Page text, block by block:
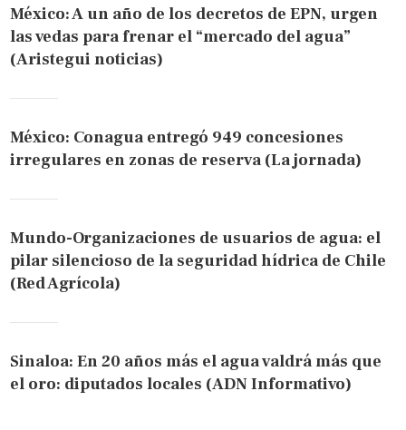
México: A un año de los decretos de EPN, urgen
las vedas para frenar el “mercado del agua”
(Aristegui noticias)
México: Conagua entregó 949 concesiones
irregulares en zonas de reserva (La jornada)
Mundo-Organizaciones de usuarios de agua: el
pilar silencioso de la seguridad hídrica de Chile
(Red Agrícola)
Sinaloa: En 20 años más el agua valdrá más que
el oro: diputados locales (ADN Informativo)